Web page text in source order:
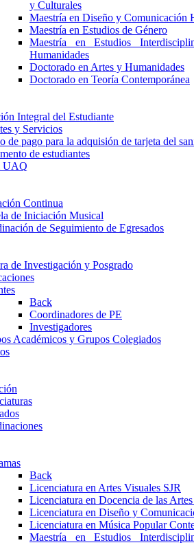
y Culturales
Maestría en Diseño y Comunicación
Maestría en Estudios de Género
Maestría en Estudios
Humanidades
Doctorado en Artes y Humanidades
Doctorado en Teoría Contemporánea
Integral del Estudiante
y Servicios
de pago para la adquisión de tarjeta del
de estudiantes
UAQ
Continua
de Iniciación Musical
de Seguimiento de Egresados
de Investigación y Posgrado
Back
Coordinadores de PE
Investigadores
Académicos y Grupos Colegiados
Back
Licenciatura en Artes Visuales SJR
Licenciatura en Docencia de las
Licenciatura en Diseño y
Licenciatura en Música Popular
Maestría en Estudios